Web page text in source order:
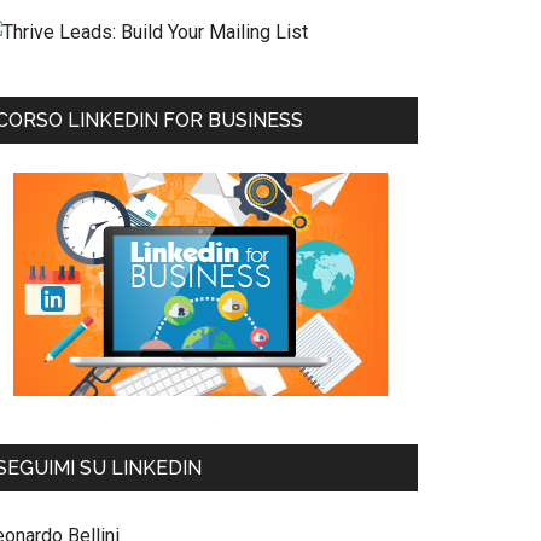
LINKEDIN FOR BUSINESS
SU LINKEDIN
Bellini